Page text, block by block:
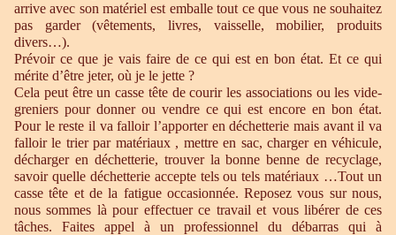
arrive avec son matériel est emballe tout ce que vous ne souhaitez
pas garder (vêtements, livres, vaisselle, mobilier, produits
divers…).
Prévoir ce que je vais faire de ce qui est en bon état. Et ce qui
mérite d’être jeter, où je le jette ?
Cela peut être un casse tête de courir les associations ou les vide-
greniers pour donner ou vendre ce qui est encore en bon état.
Pour le reste il va falloir l’apporter en déchetterie mais avant il va
falloir le trier par matériaux , mettre en sac, charger en véhicule,
décharger en déchetterie, trouver la bonne benne de recyclage,
savoir quelle déchetterie accepte tels ou tels matériaux …Tout un
casse tête et de la fatigue occasionnée. Reposez vous sur nous,
nous sommes là pour effectuer ce travail et vous libérer de ces
tâches. Faites appel à un professionnel du débarras qui à